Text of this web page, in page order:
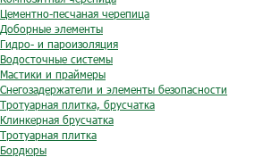
Цементно-песчаная черепица
Доборные элементы
Гидро- и пароизоляция
Водосточные системы
Мастики и праймеры
Снегозадержатели и элементы безопасности
Тротуарная плитка, брусчатка
Клинкерная брусчатка
Тротуарная плитка
Бордюры